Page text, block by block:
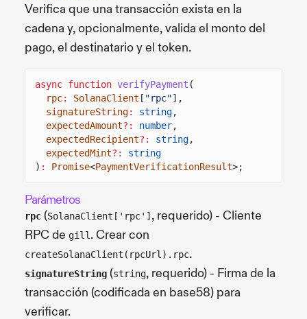
Verifica que una transacción exista en la
cadena y, opcionalmente, valida el monto del
pago, el destinatario y el token.
async function verifyPayment (
rpc: SolanaClient [ "rpc"],
signatureString: string,
expectedAmount?: number,
expectedRecipient?: string,
expectedMint?:
string
) : Promise<PaymentVerificationResult>;
Parámetros
rpc (SolanaClient['rpc'] , requerido) - Cliente
RPC de gill . Crear con
createSolanaClient(rpcUrl).rpc.
signatureString (string, requerido) - Firma de la
transacción (codificada en base58) para
verificar.